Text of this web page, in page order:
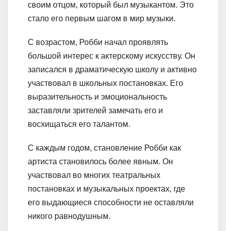
своим отцом, который был музыкантом. Это
стало его первым шагом в мир музыки.
С возрастом, Робби начал проявлять
большой интерес к актерскому искусству. Он
записался в драматическую школу и активно
участвовал в школьных постановках. Его
выразительность и эмоциональность
заставляли зрителей замечать его и
восхищаться его талантом.
С каждым годом, становление Робби как
артиста становилось более явным. Он
участвовал во многих театральных
постановках и музыкальных проектах, где
его выдающиеся способности не оставляли
никого равнодушным.